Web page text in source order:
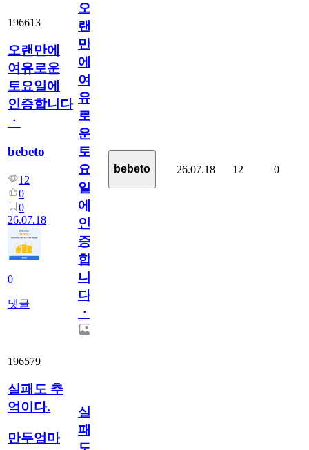
196613
오랜만에
여유로운
토요일에
인증합니다
ㆍ
bebeto
12
0
0
26.07.18
0
댓글
오
랜
만
에
여
유
로
운
토
요
일
에
인
증
합
니
다
ㆍ
bebeto 26.07.18 12 0
196579
실패도 추
억이다.
만두엄마
실
패